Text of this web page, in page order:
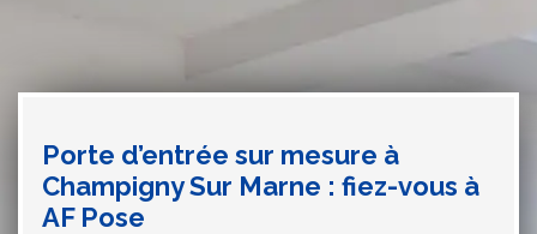
Porte d’entrée sur mesure à
Champigny Sur Marne : fiez-vous à
AF Pose